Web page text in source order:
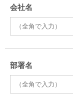
会社名
部署名